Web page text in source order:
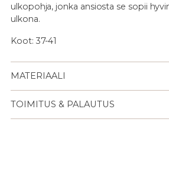
ulkopohja, jonka ansiosta se sopii
ulkona.
Koot: 37-41
MATERIAALI
TOIMITUS & PALAUTUS